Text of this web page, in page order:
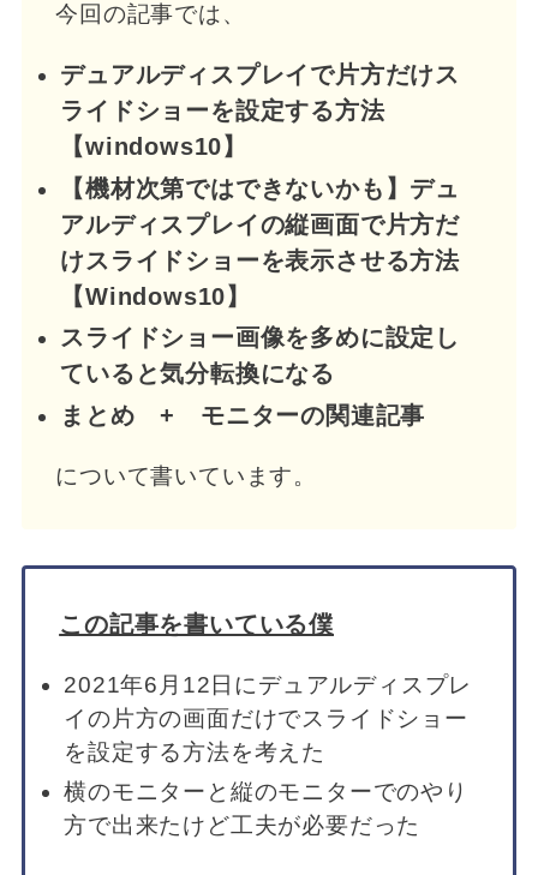
今回の記事では、
デュアルディスプレイで片方だけス
ライドショーを設定する方法
【windows10】
【機材次第ではできないかも】デュ
アルディスプレイの縦画面で片方だ
けスライドショーを表示させる方法
【Windows10】
スライドショー画像を多めに設定し
ていると気分転換になる
まとめ + モニターの関連記事
について書いています。
この記事を書いている僕
2021年6月12日にデュアルディスプレ
イの片方の画面だけでスライドショー
を設定する方法を考えた
横のモニターと縦のモニターでのやり
方で出来たけど工夫が必要だった